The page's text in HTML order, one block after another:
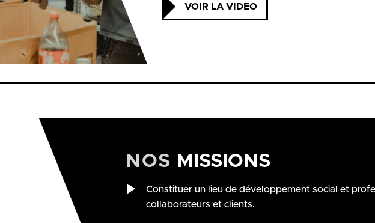
VOIR LA VIDEO
NOS MISSIONS
Constituer un lieu de développement social et
collaborateurs et clients.